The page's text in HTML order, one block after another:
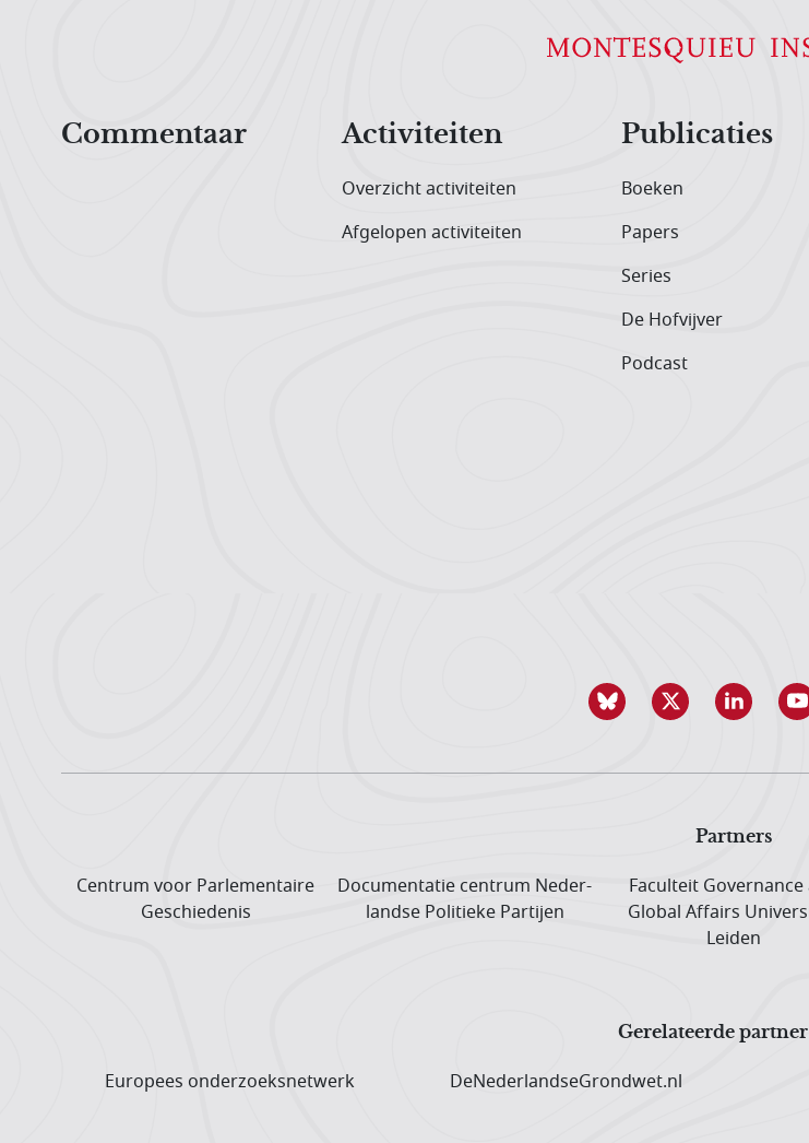
Commentaar
Activiteiten
Overzicht activiteiten
Afgelopen activiteiten
Publicaties
Boeken
Papers
Series
De Hofvijver
Podcast
Partners
Centrum voor Parlementaire
Geschiedenis
Documentatie centrum Neder­
landse Politieke Partijen
Faculteit Governance
Global Affairs
Leiden
Gerelateerde partner
Europees onderzoeks­netwerk DeNederlandseGrondwet.nl